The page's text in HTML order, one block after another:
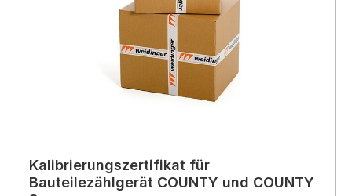
Kalibrierungszertifikat für
Bauteilezählgerät COUNTY und COUNTY